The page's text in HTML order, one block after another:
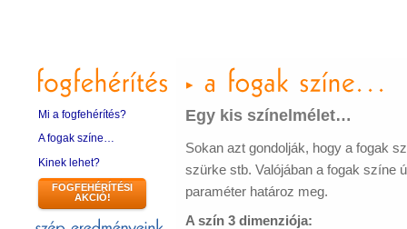
Mi a fogfehérítés?
A fogak színe…
Kinek lehet?
FOGFEHÉRÍTÉSI
AKCIÓ!
Egy kis színelmélet…
Sokan azt gondolják, hogy a fogak
szürke stb. Valójában a fogak színe
paraméter határoz meg.
A szín 3 dimenziója: